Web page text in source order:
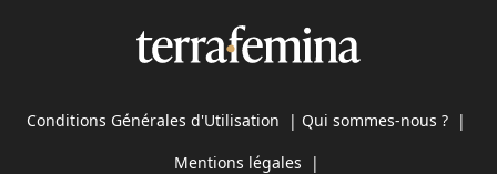
Conditions Générales d'Utilisation | Qui sommes-nous ? |
Mentions légales |